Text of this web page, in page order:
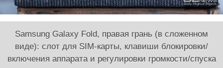
Samsung Galaxy Fold, правая грань (в сложенном
виде): слот для SIM-карты, клавиши блокировки/
включения аппарата и регулировки громкости/спуска